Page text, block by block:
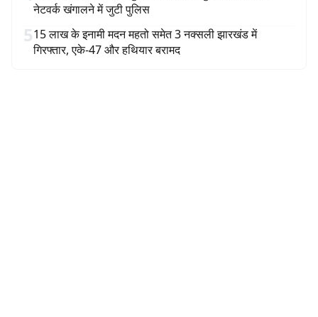
नेटवर्क खंगालने में जुटी पुलिस
515 लाख के इनामी मदन महतो समेत 3 नक्सली झारखंड में
गिरफ्तार, एके-47 और हथियार बरामद